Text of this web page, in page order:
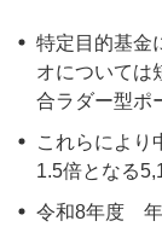
特定目的基金
オについては
合ラダー型ポ
これらにより
1.5倍となる
令和8年度 年